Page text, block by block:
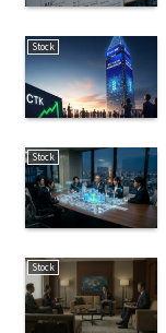
Stock
Stock
Stock